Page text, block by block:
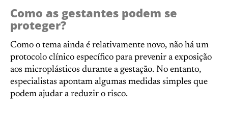
Como as gestantes podem se
proteger?
Como o tema ainda é relativamente novo, não há um
protocolo clínico específico para prevenir a exposição
aos microplásticos durante a gestação. No entanto,
especialistas apontam algumas medidas simples que
podem ajudar a reduzir o risco.